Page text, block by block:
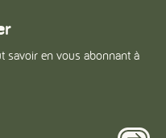
savoir en vous abonnant à